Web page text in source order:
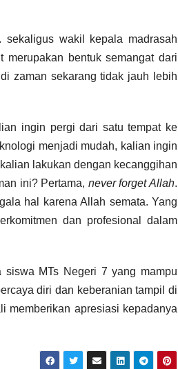
sekaligus wakil kepala madrasah
merupakan bentuk semangat dari
zaman sekarang tidak jauh lebih
ingin pergi dari satu tempat ke
menjadi mudah, kalian ingin
lakukan dengan kecanggihan
ini? Pertama, never forget Allah.
hal karena Allah semata. Yang
dan profesional dalam
siswa MTs Negeri 7 yang mampu
diri dan keberanian tampil di
memberikan apresiasi kepadanya